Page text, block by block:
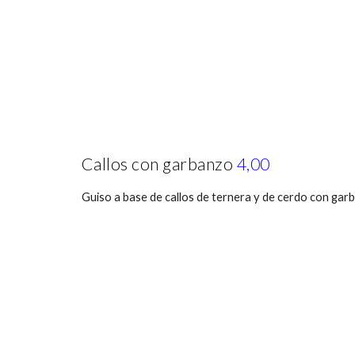
Callos con garbanzo 4,00
Guiso a base de callos de ternera y de cerdo con